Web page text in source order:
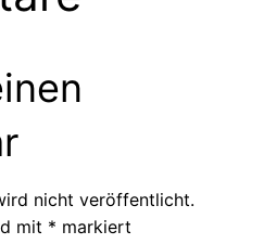
nicht veröffentlicht.
mit * markiert